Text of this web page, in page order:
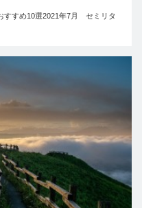
すすめ10選2021年7月 セミリタ